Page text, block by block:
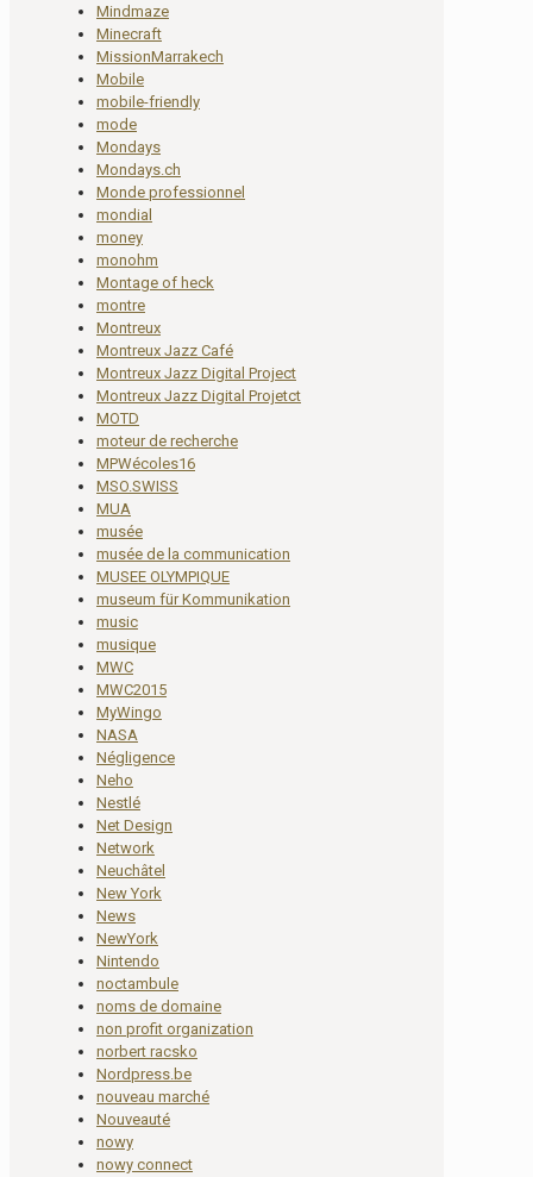
Mindmaze
Minecraft
MissionMarrakech
Mobile
mobile-friendly
mode
Mondays
Mondays.ch
Monde professionnel
mondial
money
monohm
Montage of heck
montre
Montreux
Montreux Jazz Café
Montreux Jazz Digital Project
Montreux Jazz Digital Projetct
MOTD
moteur de recherche
MPWécoles16
MSO.SWISS
MUA
musée
musée de la communication
MUSEE OLYMPIQUE
museum für Kommunikation
music
musique
MWC
MWC2015
MyWingo
NASA
Négligence
Neho
Nestlé
Net Design
Network
Neuchâtel
New York
News
NewYork
Nintendo
noctambule
noms de domaine
non profit organization
norbert racsko
Nordpress.be
nouveau marché
Nouveauté
nowy
nowy connect